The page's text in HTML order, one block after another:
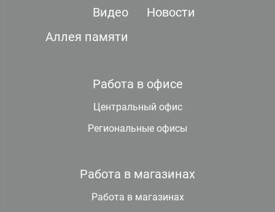
Видео
Новости
Аллея памяти
Работа в офисе
Центральный офис
Региональные офисы
Работа в магазинах
Работа в магазинах